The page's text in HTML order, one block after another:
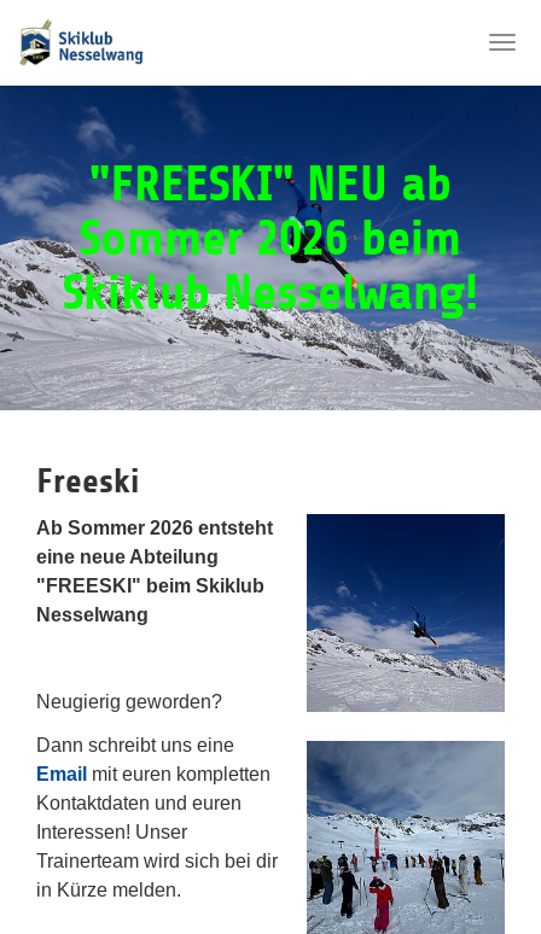
Hauptinhalt
"FREESKI" NEU ab
Sommer 2026 beim
Skiklub Nesselwang!
Freeski
Ab Sommer 2026 entsteht
eine neue Abteilung
"FREESKI" beim Skiklub
Nesselwang
Neugierig geworden?
Dann schreibt uns eine
Email mit euren kompletten
Kontaktdaten und euren
Interessen! Unser
Trainerteam wird sich bei dir
in Kürze melden.